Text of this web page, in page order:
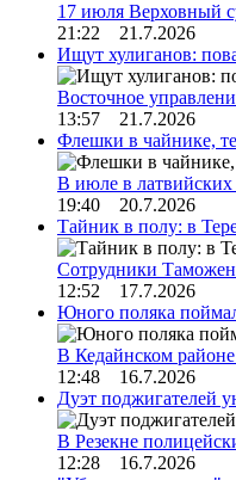
17 июля Верховный
21:22 21.7.2026
Ищут хулиганов:
Восточное
13:57 21.7.2026
Флешки в чайнике,
В июле в
19:40 20.7.2026
Тайник в полу: в
Сотрудники
12:52 17.7.2026
Юного поляка
В Кедайнском
12:48 16.7.2026
Дуэт поджигателей
В Резекне
12:28 16.7.2026